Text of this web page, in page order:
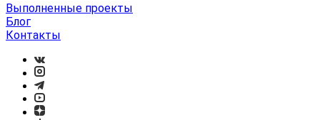
Выполненные проекты
Блог
Контакты